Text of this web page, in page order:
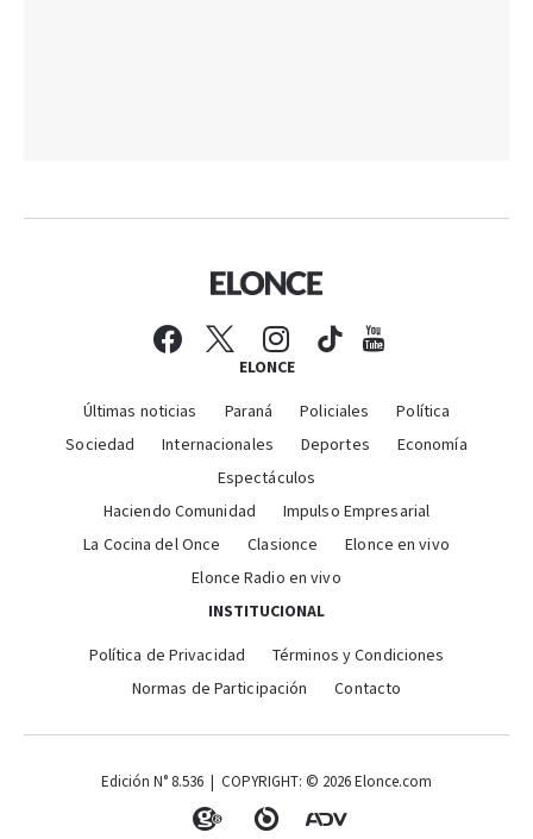
ELONCE
Últimas noticias Paraná Policiales
Política
Sociedad
Internacionales Deportes
Economía
Espectáculos
Haciendo Comunidad
Impulso Empresarial
La Cocina del Once
Clasionce
Elonce en vivo
Elonce Radio en vivo
INSTITUCIONAL
Política de Privacidad
Términos y Condiciones
Normas de Participación
Contacto
Edición N° 8.536 | COPYRIGHT: © 2026 Elonce.com